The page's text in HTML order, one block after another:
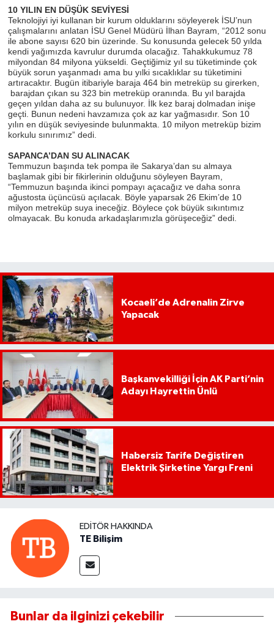
10 YILIN EN DÜŞÜK SEVİYESİ
Teknolojiyi iyi kullanan bir kurum olduklarını söyleyerek İSU’nun
çalışmalarını anlatan İSU Genel Müdürü İlhan Bayram, “2012 sonu
ile abone sayısı 620 bin üzerinde. Su konusunda gelecek 50 yılda
kendi yağımızda kavrulur durumda olacağız. Tahakkukumuz 78
milyondan 84 milyona yükseldi. Geçtiğimiz yıl su tüketiminde çok
büyük sorun yaşanmadı ama bu yılki sıcaklıklar su tüketimini
artıracaktır. Bugün itibariyle baraja 464 bin metreküp su girerken,
barajdan çıkan su 323 bin metreküp oranında. Bu yıl barajda
geçen yıldan daha az su bulunuyor. İlk kez baraj dolmadan inişe
geçti. Bunun nedeni havzamıza çok az kar yağmasıdır. Son 10
yılın en düşük seviyesinde bulunmakta. 10 milyon metreküp bizim
korkulu sınırımız” dedi.
SAPANCA’DAN SU ALINACAK
Temmuzun başında tek pompa ile Sakarya’dan su almaya
başlamak gibi bir fikirlerinin olduğunu söyleyen Bayram,
“Temmuzun başında ikinci pompayı açacağız ve daha sonra
ağustosta üçüncüsü açılacak. Böyle yaparsak 26 Ekim’de 10
milyon metreküp suya ineceğiz. Böylece çok büyük sıkıntımız
olmayacak. Bu konuda arkadaşlarımızla görüşeceğiz” dedi.
Kocaeli’de Adrenalin Zirve
Yapacak
Başkanvekilliği İçin AK Parti’nin
Adayı Hayrettin Ünlü
Habersiz Tarife Değiştiren
Elektrik Şirketine Yargı Freni
EDITÖR HAKKINDA
TE Bilişim
Bunlar da ilginizi çekebilir